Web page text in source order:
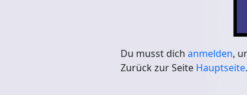
Du musst dich anmelden,
Zurück zur Seite Hauptseite.